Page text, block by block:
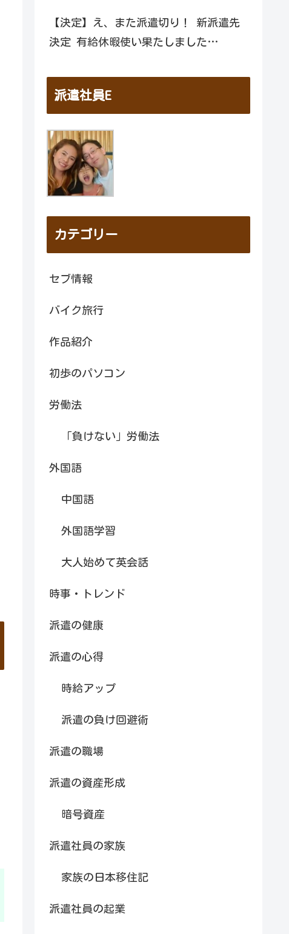
【決定】え、また派遣切り！ 新派遣先
決定 有給休暇使い果たしました…
派遣社員E
カテゴリー
セブ情報
バイク旅行
作品紹介
初歩のパソコン
労働法
「負けない」労働法
外国語
中国語
外国語学習
大人始めて英会話
時事・トレンド
派遣の健康
派遣の心得
時給アップ
派遣の負け回避術
派遣の職場
派遣の資産形成
暗号資産
派遣社員の家族
家族の日本移住記
派遣社員の起業